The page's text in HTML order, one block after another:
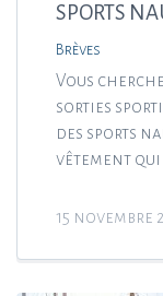
SPORTS
Brèves
Vous
sorties
des sports
vêtement qui
15 novembre